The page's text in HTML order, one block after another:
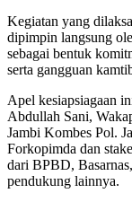
Kegiatan yang
dipimpin langsung
sebagai bentuk
serta gangguan
Apel kesiapsiagaan
Abdullah Sani,
Jambi Kombes Pol.
Forkopimda dan
dari BPBD,
pendukung lainnya.